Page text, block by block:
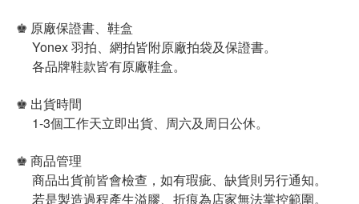
♚ 原廠保證書、鞋盒
Yonex 羽拍、網拍皆附原廠拍袋及保證書。
各品牌鞋款皆有原廠鞋盒。
♚ 出貨時間
1-3個工作天立即出貨、周六及周日公休。
♚ 商品管理
商品出貨前皆會檢查，如有瑕疵、缺貨則另行通知。
若是製造過程產生溢膠、折痕為店家無法掌控範圍。